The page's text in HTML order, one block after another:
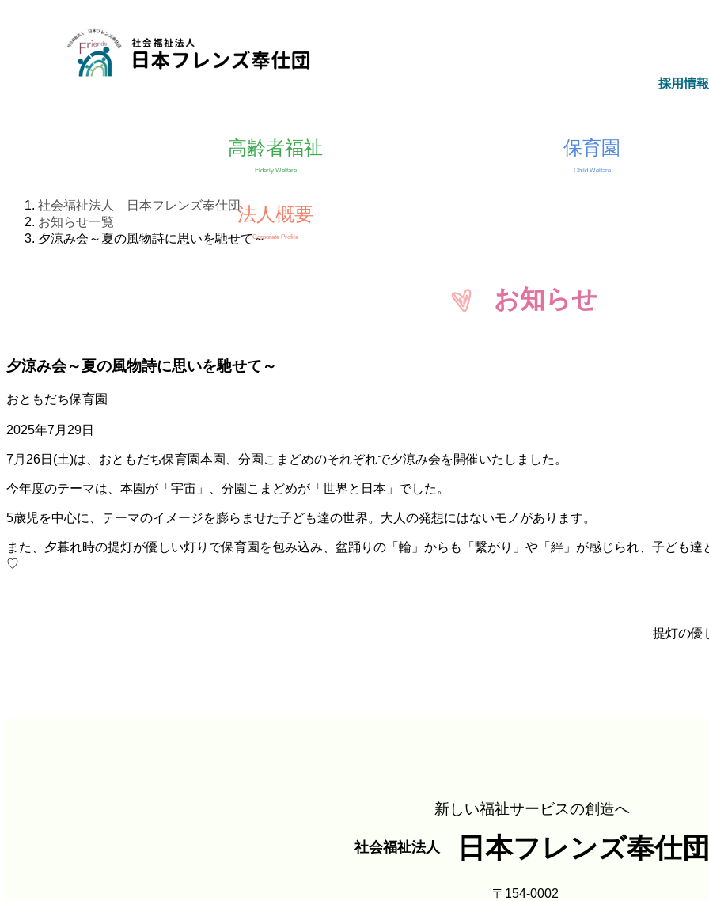
TOP
沿革
法人本部
広報資料
デイ・ホーム中丸
フレンズ介護保険サービス
お問い合わせ
プライバシーポリシー
採用情報
高齢者福祉
Elderly Welfare
保育園
Child Welfare
法人概要
Corporate Profile
社会福祉法人 日本フレンズ奉仕団
お知らせ一覧
夕涼み会～夏の風物詩に思いを馳せて～
お知らせ
夕涼み会～夏の風物詩に思いを馳せて～
おともだち保育園
2025年7月29日
7月26日(土)は、おともだち保育園本園、分園こまどめのそれぞれで夕涼み会を開催いたしました。
今年度のテーマは、本園が「宇宙」、分園こまどめが「世界と日本」でした。
5歳児を中心に、テーマのイメージを膨らませた子ども達の世界。大人の発想にはないモノがあります。
また、夕暮れ時の提灯が優しい灯りで保育園を包み込み、盆踊りの「輪」からも「繋がり」や「絆」が感じられ、子ども
♡
提灯の優
新しい福祉サービスの創造へ
社会福祉法人 日本フレンズ奉仕団
〒154-0002